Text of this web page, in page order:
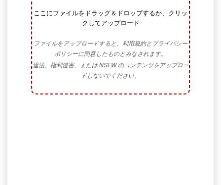
ここにファイルをドラッグ＆ドロップするか、クリッ
クしてアップロード
ファイルをアップロードすると、利用規約とプライバシー
ポリシーに同意したものとみなされます。
違法、権利侵害、または NSFW のコンテンツをアップロー
ドしないでください。